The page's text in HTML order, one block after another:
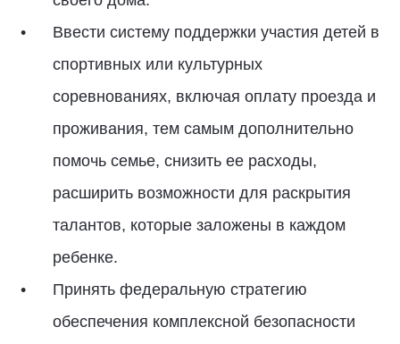
Ввести систему поддержки участия детей в
спортивных или культурных
соревнованиях, включая оплату проезда и
проживания, тем самым дополнительно
помочь семье, снизить ее расходы,
расширить возможности для раскрытия
талантов, которые заложены в каждом
ребенке.
Принять федеральную стратегию
обеспечения комплексной безопасности